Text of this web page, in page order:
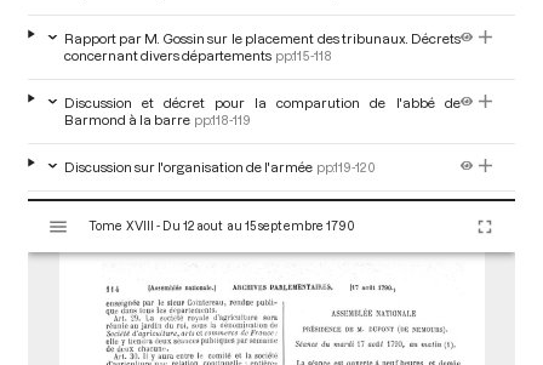
Rapport par M. Gossin sur le placement des tribunaux. Décrets
concernant divers départements pp.115-118
Discussion et décret pour la comparution de l'abbé de
Barmond à la barre pp.118-119
Discussion sur l'organisation de l'armée pp.119-120
pensions pp.120-123
s
Tome XVIII - Du 12 aout au 15 septembre 1790